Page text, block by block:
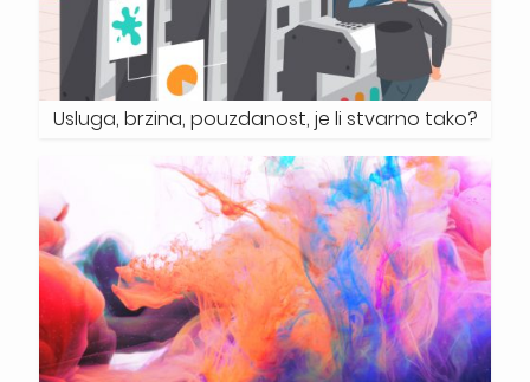
Usluga, brzina, pouzdanost, je li stvarno tako?